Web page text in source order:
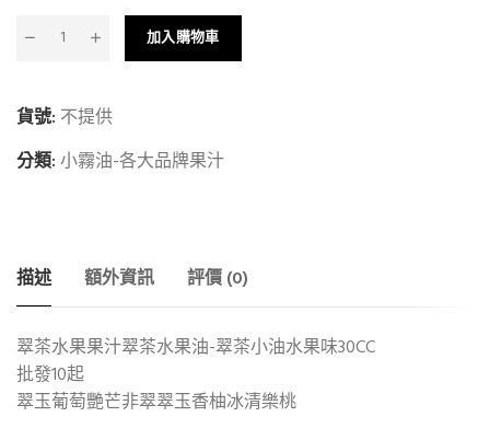
加入購物車
貨號: 不提供
分類:小霧油-各大品牌果汁
描述 額外資訊 評價 (0)
翠茶水果果汁翠茶水果油-翠茶小油水果味30CC
批發10起
翠玉葡萄艷芒非翠翠玉香柚冰清樂桃